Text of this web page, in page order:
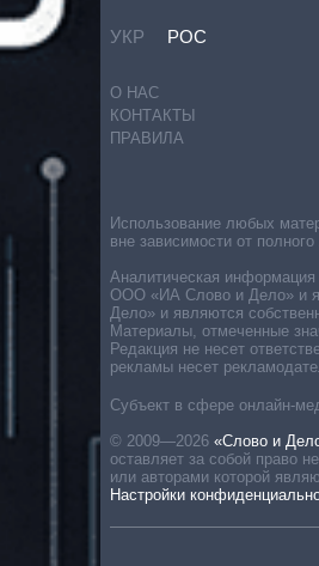
УКР РОС
О НАС
КОНТАКТЫ
ПРАВИЛА
Субъект в сфере онлайн-
© 2009—2026 «Слово и
оставляет за собой право
или авторами которой
Настройки
Использование любых
вне зависимости от
Аналитическая
ООО «ИА Слово и Дело» и
Дело» и являются
Материалы, отмеченные
Редакция не несет
рекламы несет